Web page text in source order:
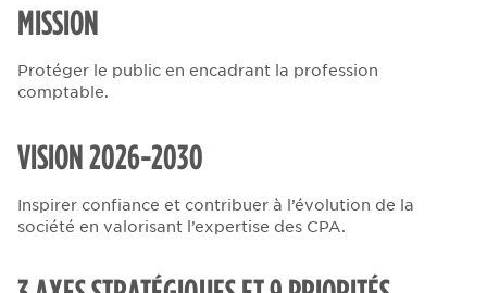
MISSION
Protéger le public en encadrant la profession
comptable.
VISION 2026-2030
Inspirer confiance et contribuer à l’évolution de la
société en valorisant l’expertise des CPA.